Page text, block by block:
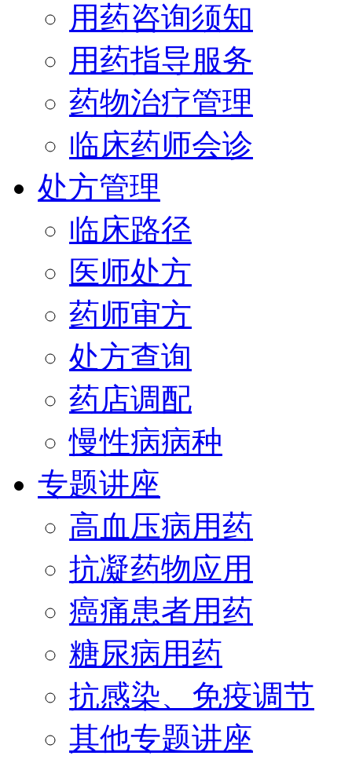
用药咨询须知
用药指导服务
药物治疗管理
临床药师会诊
处方管理
临床路径
医师处方
药师审方
处方查询
药店调配
慢性病病种
专题讲座
高血压病用药
抗凝药物应用
癌痛患者用药
糖尿病用药
抗感染、免疫调节
其他专题讲座